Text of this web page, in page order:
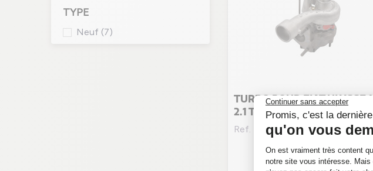
RGX (XU10J2CTE)
RHD (DW10CTED4) / RHR
TYPE
Neuf (7)
TURBO POUR FIAT ULYSSE 1
2.1 TD 110 CV 454113-9002S
Ref. 454113-9002S
182,08 € HT